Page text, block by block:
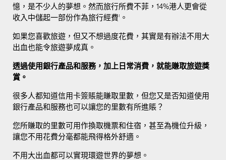
憶，是不少人的夢想。然而旅行所費不菲，14%港人更會從
收入中儲起一部份作為旅行經費1 。
如果您喜歡旅遊，但又不想過度花費，其實是有辦法不用大
出血也能令旅遊夢成真。
透過使用銀行產品和服務，加上日常消費，就能賺取旅遊獎
賞。
很多人都知道信用卡簽賬能賺取里數，但您又是否知道使用
銀行產品和服務也可以讓您的里數有所進賬？
您所賺取的里數可用作換取機票和住宿，甚至為機位升級，
讓您不用花費分毫都能飛得格外舒適。
不用大出血都可以實現環遊世界的夢想。